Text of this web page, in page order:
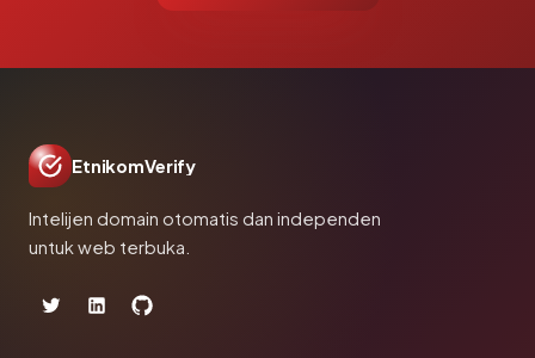
EtnikomVerify
Intelijen domain otomatis dan independen
untuk web terbuka.